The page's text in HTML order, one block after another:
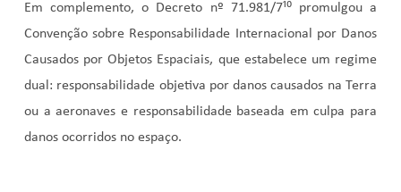
Em complemento, o Decreto nº 71.981/7¹⁰promulgou a
Convenção sobre Responsabilidade Internacional por Danos
Causados por Objetos Espaciais, que estabelece um regime
dual: responsabilidade objetiva por danos causados na Terra
ou a aeronaves e responsabilidade baseada em culpa para
danos ocorridos no espaço.